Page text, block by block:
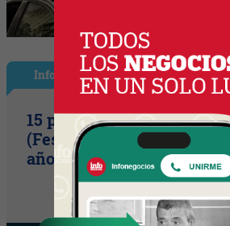
InfoShow
15 primaveras tienes que
(Festival Música de la
años)